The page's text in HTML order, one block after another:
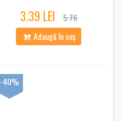
3.39 LEI 5.76
Adaugă în coș
-40%